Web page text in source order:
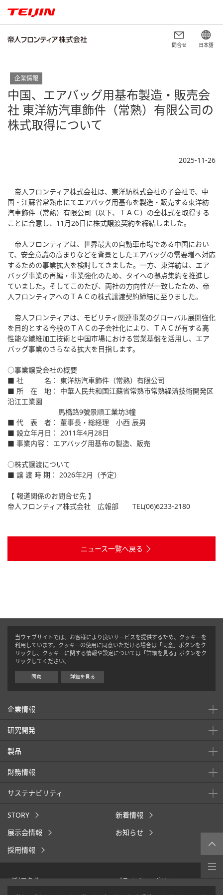
問合せ 日本語
企業情報
中国、エアバッグ用基布製造・販売会
社 東洋紡汽車飾件（常熟）有限公司の
株式取得について
2025-11-26
帝人フロンティア株式会社は、東洋紡株式会社の子会社で、中
国・江蘇省常熟市にてエアバッグ用基布を製造・販売する東洋紡
汽車飾件（常熟）有限公司（以下、ＴＡＣ）の全株式を取得する
ことに合意し、11月26日に株式譲渡契約を締結しました。
帝人フロンティアは、世界最大の自動車市場である中国におい
て、安全意識の高まりなどを背景としたエアバッグの需要増へ対応
するための事業拡大を検討してきました。一方、東洋紡は、エア
バッグ事業の再編・事業強化のため、タイへの拠点集約を推進し
ていました。そしてこのたび、両社の方向性が一致したため、帝
人フロンティアへのＴＡＣの株式譲渡契約締結に至りました。
帝人フロンティアは、モビリティ関連事業のグローバル展開強化
を目的とする今般のＴＡＣの子会社化により、ＴＡＣが有する高
性能な繊維加工技術と中国市場における営業基盤を活用し、エア
バッグ事業のさらなる拡大を目指します。
○事業譲受会社の概要
■ 社 名： 東洋紡汽車飾件（常熟）有限公司
■ 所 在 地： 中華人民共和国江蘇省常熟市常熟経済技術開発区
沿江工業園
馬橋路9號景順工業坊3幢
■ 代 表 者： 董事長・総経理 小西 辰男
■ 設立年月日： 2011年4月28日
■ 事業内容： エアバッグ用基布の製造、販売
○株式譲渡について
■ 譲 渡 時 期： 2026年2月（予定）
【 報道関係のお問合せ先 】
帝人フロンティア株式会社 広報部 TEL(06)6233-2180
ニュース一覧へ戻る
当ウェブサイトでは、お客様により良いサービスを提供するため、クッキーを
利用しています。クッキーの使用に同意いただける場合は「同意」ボタンをク
リックし、クッキーに関する情報や設定については「詳細を見る」ボタンをク
リックしてください。
同意 詳細を見る
企業情報
研究開発
製品
財務情報
サステナビリティ
STORY
新着情報
展示会情報
お知らせ
採用情報
ご利用条件
プライバシーポリシー